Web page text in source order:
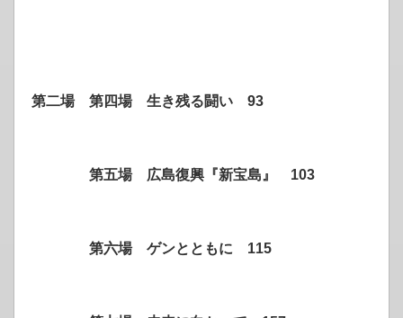
第二場 第四場 生き残る闘い 93
第五場 広島復興『新宝島』 103
第六場 ゲンとともに 115